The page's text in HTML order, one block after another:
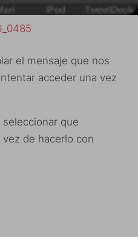
el mensaje que nos
acceder una vez
que
de hacerlo con